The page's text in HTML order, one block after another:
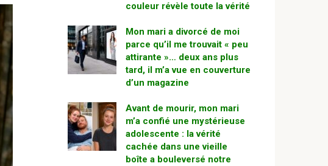
couleur révèle toute la vérité
Mon mari a divorcé de moi
parce qu’il me trouvait « peu
attirante »… deux ans plus
tard, il m’a vue en couverture
d’un magazine
Avant de mourir, mon mari
m’a confié une mystérieuse
adolescente : la vérité
cachée dans une vieille
boîte a bouleversé notre